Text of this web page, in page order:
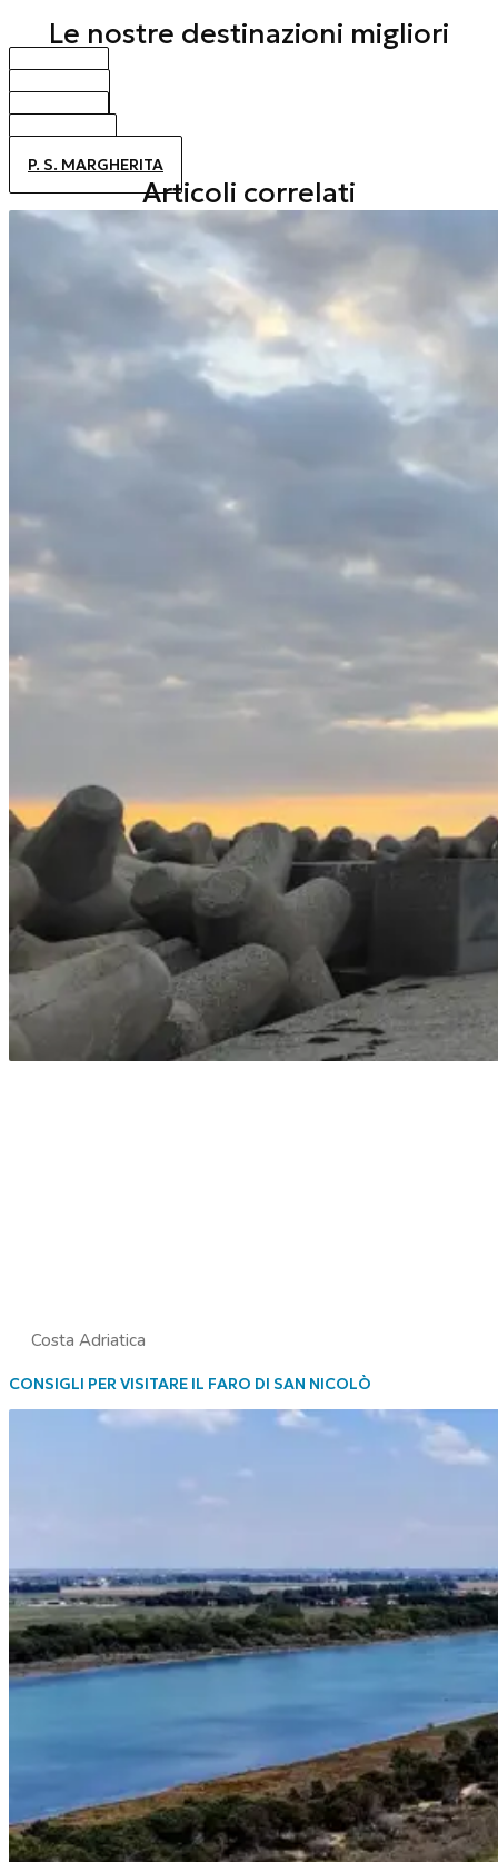
Le nostre destinazioni migliori
BIBIONE
CAORLE
JESOLO
ALTANEA
P. S. MARGHERITA
Articoli correlati
Costa Adriatica
CONSIGLI PER VISITARE IL FARO DI SAN NICOLÒ